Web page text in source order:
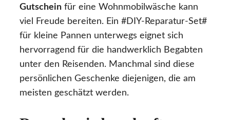
Gutschein für eine Wohnmobilwäsche kann
viel Freude bereiten. Ein #DIY-Reparatur-Set#
für kleine Pannen unterwegs eignet sich
hervorragend für die handwerklich Begabten
unter den Reisenden. Manchmal sind diese
persönlichen Geschenke diejenigen, die am
meisten geschätzt werden.